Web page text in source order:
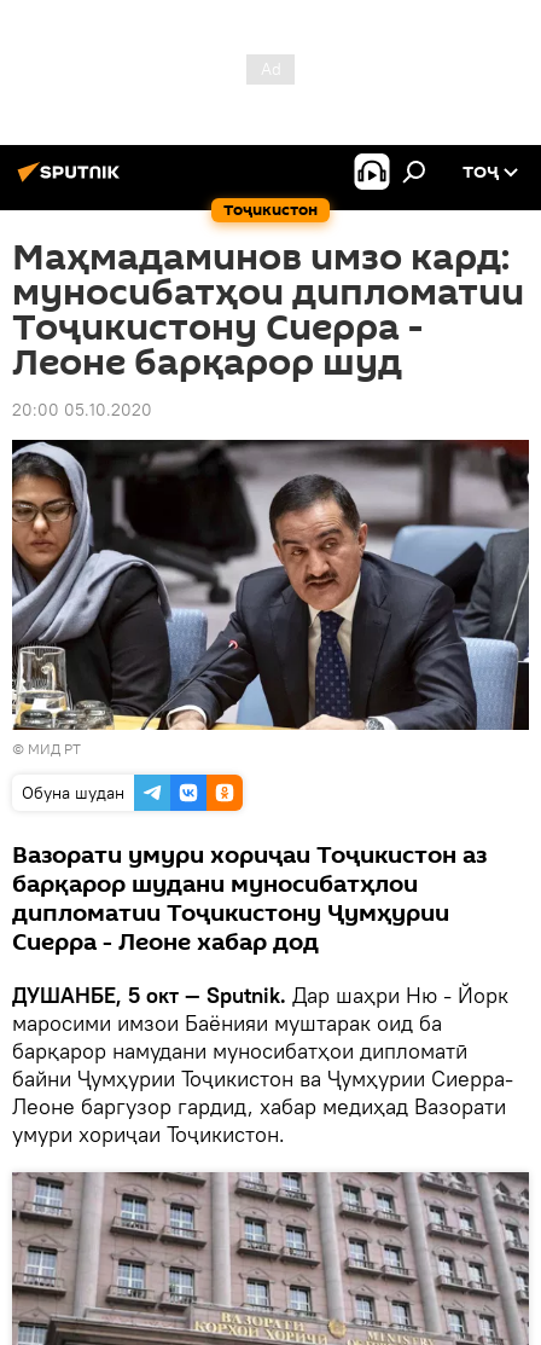
Тоҷикистон
ТОҶ
Маҳмадаминов имзо кард:
муносибатҳои дипломатии
Тоҷикистону Сиерра -
Леоне барқарор шуд
20:00 05.10.2020
© МИД РТ
Обуна шудан
Вазорати умури хориҷаи Тоҷикистон аз
барқарор шудани муносибатҳлои
дипломатии Тоҷикистону Ҷумҳурии
Сиерра - Леоне хабар дод
ДУШАНБЕ, 5 окт — Sputnik. Дар шаҳри Ню - Йорк
маросими имзои Баёнияи муштарак оид ба
барқарор намудани муносибатҳои дипломатӣ
байни Ҷумҳурии Тоҷикистон ва Ҷумҳурии Сиерра-
Леоне баргузор гардид, хабар медиҳад Вазорати
умури хориҷаи Тоҷикистон.